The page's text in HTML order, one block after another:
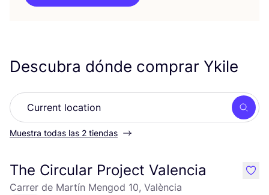
Descubra dónde comprar Ykile
Muestra todas las 2 tiendas
The Circular Project Valencia
Carrer de Martín Mengod 10, València
like